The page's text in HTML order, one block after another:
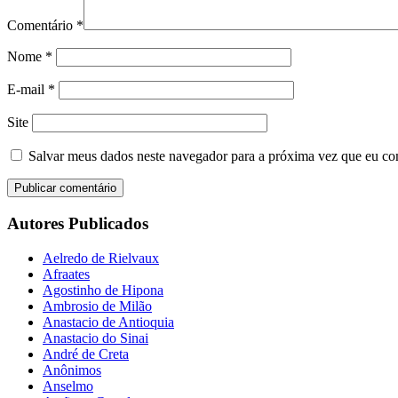
Comentário *
Nome *
E-mail *
Site
Salvar meus dados neste navegador para a próxima vez que eu
Autores Publicados
Aelredo de Rielvaux
Afraates
Agostinho de Hipona
Ambrosio de Milão
Anastacio de Antioquia
Anastacio do Sinai
André de Creta
Anônimos
Anselmo